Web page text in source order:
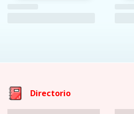
Directorio